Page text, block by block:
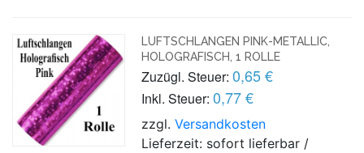
LUFTSCHLANGEN PINK-METALLIC,
HOLOGRAFISCH, 1 ROLLE
Zuzügl. Steuer: 0,65 €
Inkl. Steuer: 0,77 €
zzgl.Versandkosten
Lieferzeit: sofort lieferbar /